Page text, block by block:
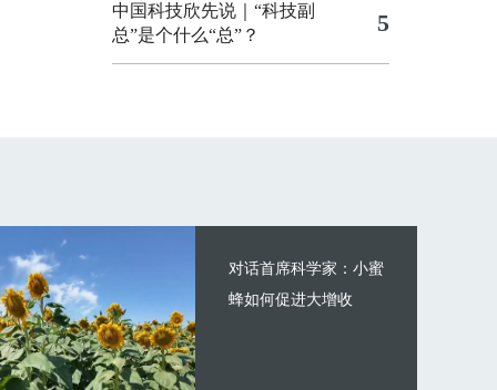
中国科技欣先说｜“科技副
总”是个什么“总”？
5
对话首席科学家：小蜜
蜂如何促进大增收